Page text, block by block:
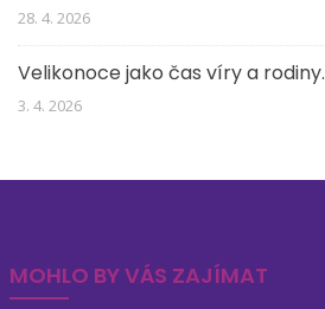
28. 4. 2026
Velikonoce jako čas víry a rodiny.
3. 4. 2026
MOHLO BY VÁS ZAJÍMAT